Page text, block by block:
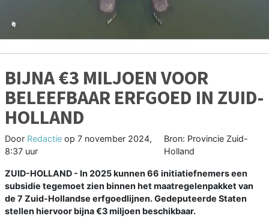
BIJNA €3 MILJOEN VOOR
BELEEFBAAR ERFGOED IN ZUID-
HOLLAND
Door Redactie op 7 november 2024,
8:37 uur
Bron: Provincie Zuid-
Holland
ZUID-HOLLAND - In 2025 kunnen 66 initiatiefnemers een
subsidie tegemoet zien binnen het maatregelenpakket van
de 7 Zuid-Hollandse erfgoedlijnen. Gedeputeerde Staten
stellen hiervoor bijna €3 miljoen beschikbaar.